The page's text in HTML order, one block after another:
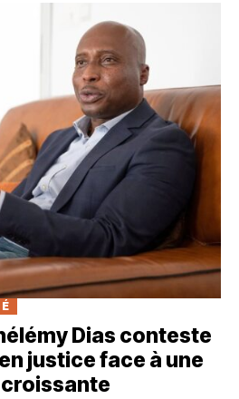
Dias conteste
justice face à une